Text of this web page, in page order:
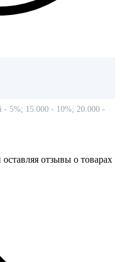
- 5%; 15.000 - 10%; 20.000 -
отзывы о товарах